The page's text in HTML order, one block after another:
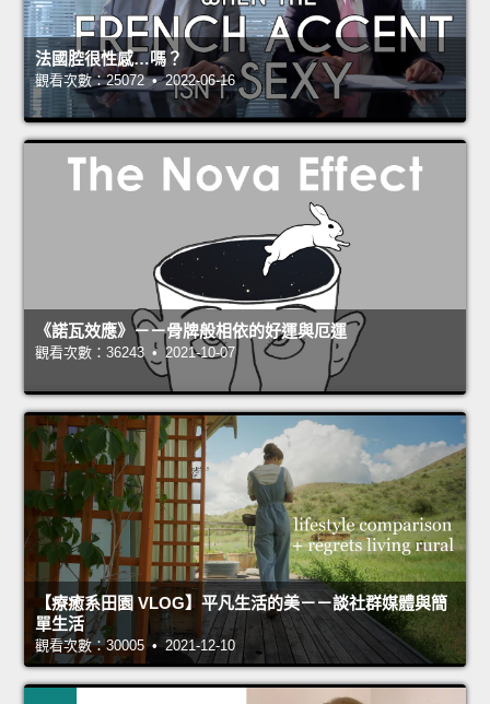
法國腔很性感…嗎？
觀看次數：25072 • 2022-06-16
《諾瓦效應》－－骨牌般相依的好運與厄運
觀看次數：36243 • 2021-10-07
【療癒系田園 VLOG】平凡生活的美－－談社群媒體與簡
單生活
觀看次數：30005 • 2021-12-10